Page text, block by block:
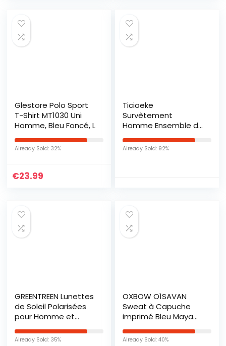
Glestore Polo Sport
T-Shirt MT1030 Uni
Homme, Bleu Foncé, L
Already Sold: 32%
€23.99
Ticioeke
Survêtement
Homme Ensemble de
Ensemble Short Tee
Respirant bleu
marine et noirM
Already Sold: 92%
GREENTREEN Lunettes
de Soleil Polarisées
pour Homme et
de Soleil en Bois,
Already Sold: 35%
OXBOW O1SAVAN
Sweat à Capuche
imprimé Bleu Maya
Already Sold: 40%